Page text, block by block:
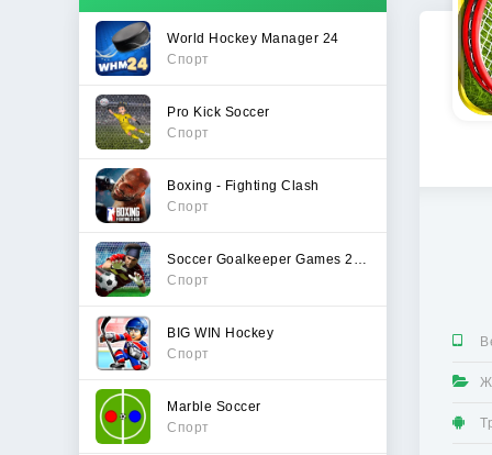
World Hockey Manager 24
Спорт
Pro Kick Soccer
Спорт
Boxing - Fighting Clash
Спорт
Спорт
BIG WIN Hockey
Спорт
Marble Soccer
Спорт